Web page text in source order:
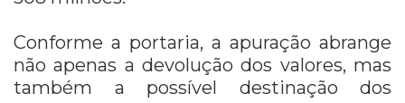
Conforme a portaria, a apuração abrange
não apenas a devolução dos valores, mas
também a possível destinação dos